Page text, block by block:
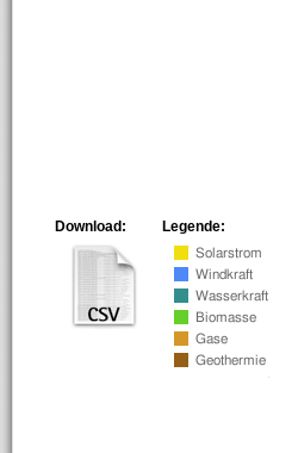
Legende:
Download: